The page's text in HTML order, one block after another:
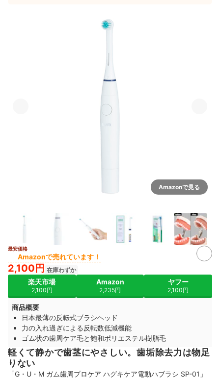
Amazonで見る
最安価格
Amazonで売れています！
2,100円 在庫わずか
楽天市場
2,100円
Amazon
2,235円
ヤフー
2,100円
商品概要
日本最薄の反転式ブラシヘッド
力の入れ過ぎによる反転数低減機能
ゴム状の歯周ケア毛と飽和ポリエステル樹脂毛
軽くて静かで歯茎にやさしい。歯垢除去力は物足
りない
「G・U・M ガム歯周プロケア ハグキケア電動ハブラシ SP-01」